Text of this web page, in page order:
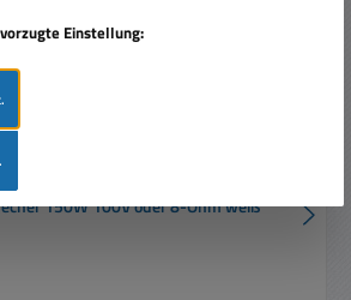
150W 100V oder 8-Ohm weiß
Einstellung: